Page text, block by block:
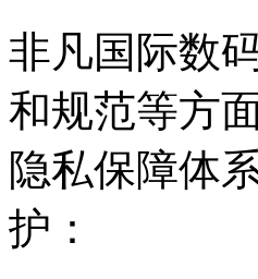
非凡国际数码
和规范等方
隐私保障体
护：